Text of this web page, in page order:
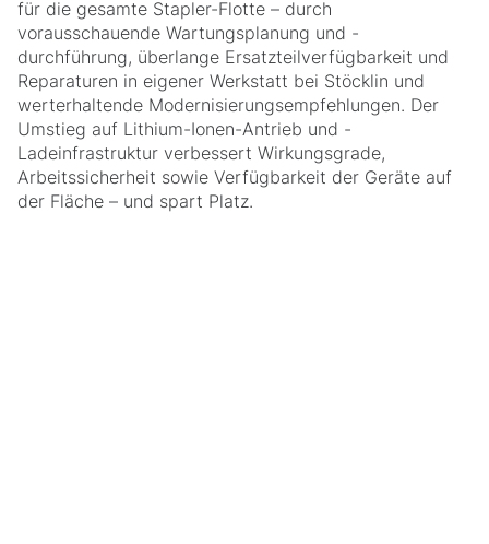
für die gesamte Stapler-Flotte – durch
vorausschauende Wartungsplanung und -
durchführung, überlange Ersatzteilverfügbarkeit und
Reparaturen in eigener Werkstatt bei Stöcklin und
werterhaltende Modernisierungsempfehlungen. Der
Umstieg auf Lithium-Ionen-Antrieb und -
Ladeinfrastruktur verbessert Wirkungsgrade,
Arbeitssicherheit sowie Verfügbarkeit der Geräte auf
der Fläche – und spart Platz.